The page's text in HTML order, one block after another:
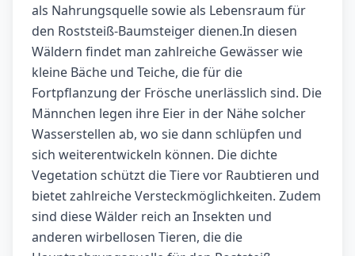
als Nahrungsquelle sowie als Lebensraum für
den Roststeiß-Baumsteiger dienen.In diesen
Wäldern findet man zahlreiche Gewässer wie
kleine Bäche und Teiche, die für die
Fortpflanzung der Frösche unerlässlich sind. Die
Männchen legen ihre Eier in der Nähe solcher
Wasserstellen ab, wo sie dann schlüpfen und
sich weiterentwickeln können. Die dichte
Vegetation schützt die Tiere vor Raubtieren und
bietet zahlreiche Versteckmöglichkeiten. Zudem
sind diese Wälder reich an Insekten und
anderen wirbellosen Tieren, die die